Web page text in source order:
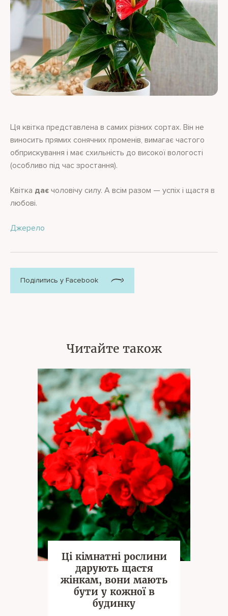
Ця квітка представлена в самих різних сортах. Він не
виносить прямих сонячних променів, вимагає частого
обприскування і має схильність до високої вологості
(особливо під час зростання).
Квітка дає чоловічу силу. А всім разом — успіх і щастя в
любові.
Джерело
Поділитись у Facebook
Читайте також
Ці кімнатні рослини
дарують щастя
жінкам, вони мають
бути у кожної в
будинку